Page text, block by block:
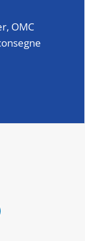
OMC